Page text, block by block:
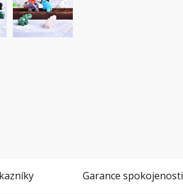
Garance spokojenosti